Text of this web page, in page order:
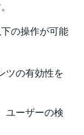
の操作が可能
ツの有効性を
ユーザーの検